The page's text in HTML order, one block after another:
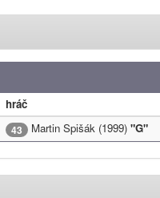
hráč
43 Martin Spišák (1999) "G"